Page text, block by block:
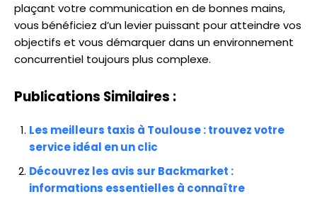
plaçant votre communication en de bonnes mains,
vous bénéficiez d’un levier puissant pour atteindre vos
objectifs et vous démarquer dans un environnement
concurrentiel toujours plus complexe.
Publications Similaires :
Les meilleurs taxis à Toulouse : trouvez votre
service idéal en un clic
Découvrez les avis sur Backmarket :
informations essentielles à connaître